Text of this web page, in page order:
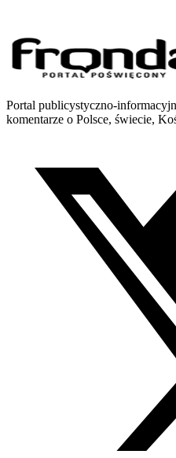
Portal publicystyczno-
komentarze o Polsce, świecie,